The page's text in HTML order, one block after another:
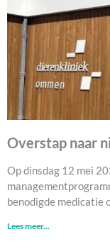
Overstap naar
Op dinsdag 12 mei
benodigde medicatie
Lees meer...